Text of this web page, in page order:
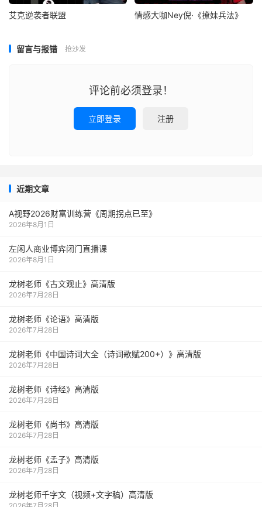
艾克逆袭者联盟 情感大咖Ney倪·《撩妹兵法》
留言与报错 抢沙发
评论前必须登录！
立即登录 注册
近期文章
A视野2026财富训练营《周期拐点已至》
2026年8月1日
左闲人商业博弈闭门直播课
2026年8月1日
龙树老师《古文观止》高清版
2026年7月28日
龙树老师《论语》高清版
2026年7月28日
龙树老师《中国诗词大全（诗词歌赋200+）》高清版
2026年7月28日
龙树老师《诗经》高清版
2026年7月28日
龙树老师《尚书》高清版
2026年7月28日
龙树老师《孟子》高清版
2026年7月28日
龙树老师千字文（视频+文字稿）高清版